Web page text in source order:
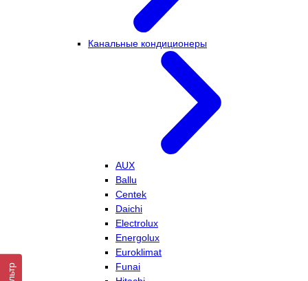
Канальные кондиционеры
AUX
Ballu
Centek
Daichi
Electrolux
Energolux
Euroklimat
Funai